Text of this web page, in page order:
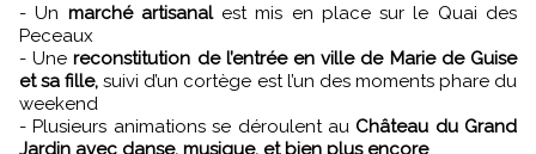
- Un marché artisanalest mis en place sur le Quai des
Peceaux
- Unereconstitution de l’entrée en ville de Marie de Guise
et sa fille, suivi d’un cortège est l’un des moments phare du
weekend
- Plusieurs animations se déroulent au Château du Grand
Jardin avec danse, musique, et bien plus encore